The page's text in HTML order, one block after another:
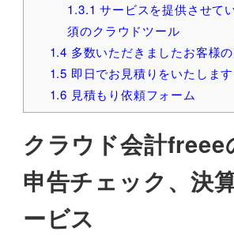
1.3.1 サービスを提供させて
須のクラウドツール
1.4 多数いただきましたお客様
1.5 即日でお見積りをいたします
1.6 見積もり依頼フォーム
クラウド会計freee
申告チェック、決
ービス